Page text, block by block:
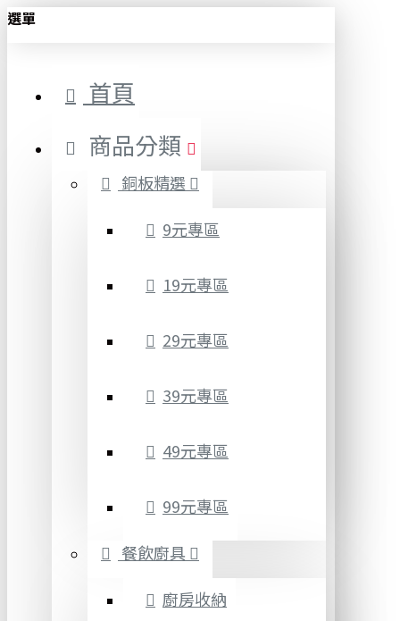
選單
首頁
商品分類
銅板精選
9元專區
19元專區
29元專區
39元專區
49元專區
99元專區
餐飲廚具
廚房收納